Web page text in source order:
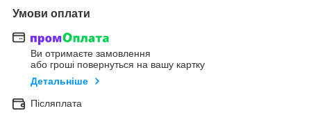
Умови оплати
Ви отримаєте замовлення
або гроші повернуться на вашу картку
Детальніше
Післяплата